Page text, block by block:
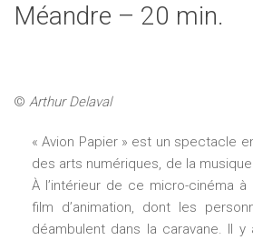
Méandre – 20 min.
© Arthur Delaval
« Avion Papier » est un spectacle
des arts numériques, de la
À l’intérieur de ce micro-cinéma
film d’animation, dont les
déambulent dans la caravane. Il y